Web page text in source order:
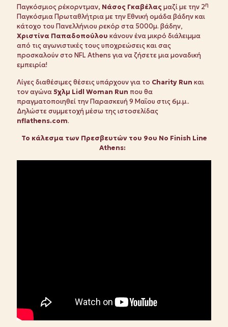
Παγκόσμιος ρέκορντμαν, Νάσος Γκαβέλας μαζί με την 2η
Παγκόσμια Πρωταθλήτρια με την Εθνική ομάδα βάδην και
κάτοχο του Πανελλήνιου ρεκόρ στα 5000μ. βάδην,
Χριστίνα Παπαδοπούλου κάνουν ένα μικρό διάλειμμα
από τις αγωνιστικές τους υποχρεώσεις και σας
προσκαλούν στο NFL Athens για να ζήσετε μια μοναδική
εμπειρία!
Λίγες διαθέσιμες θέσεις υπάρχουν για το Charity Run και
τον αγώνα5χλμ Lidl Woman Run που θα
πραγματοποιηθεί την Παρασκευή 9 Μαΐου στις 6μ.μ..
Δηλώστε συμμετοχή μέσω της ιστοσελίδας
nflathens.com.
Το κάλεσμα των Πρεσβευτών του 9ου No Finish Line
Athens: